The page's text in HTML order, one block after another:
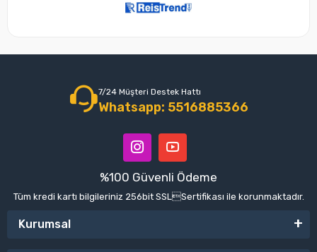
7/24 Müşteri Destek Hattı
Whatsapp: 5516885366
%100 Güvenli Ödeme
Tüm kredi kartı bilgileriniz 256bit SSLSertifikası ile korunmaktadır.
Kurumsal